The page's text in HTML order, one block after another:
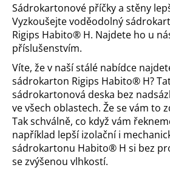
Sádrokartonové příčky a stěny
Vyzkoušejte voděodolný
Rigips Habito® H. Najdete ho u
příslušenstvím.
Víte, že v naší stálé nabídce
sádrokarton Rigips Habito® H?
sádrokartonová deska bez
ve všech oblastech. Že se vám to
Tak schválně, co když vám
například lepší izolační i
sádrokartonu Habito® H si bez
se zvýšenou vlhkostí.
e
n
a
j
í
t
?